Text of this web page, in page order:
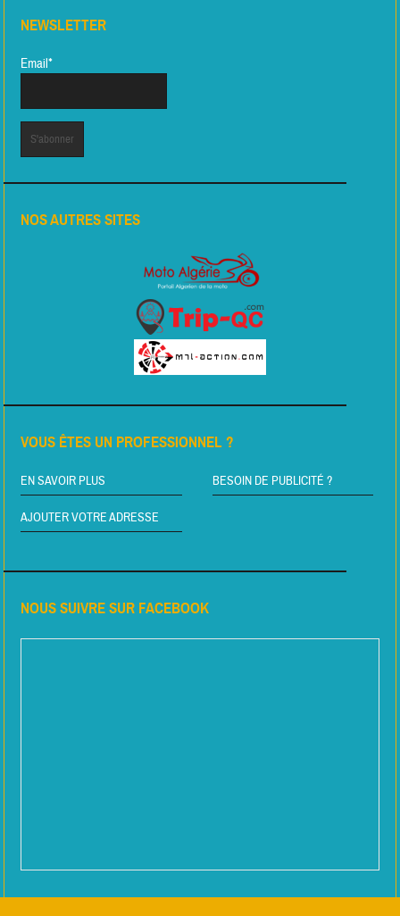
NEWSLETTER
Email*
NOS AUTRES SITES
VOUS ÊTES UN PROFESSIONNEL ?
EN SAVOIR PLUS BESOIN DE PUBLICITÉ ?
AJOUTER VOTRE ADRESSE
NOUS SUIVRE SUR FACEBOOK